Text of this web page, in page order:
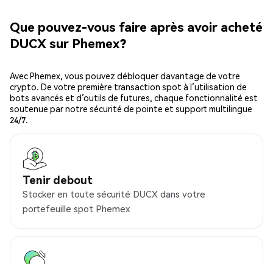
Que pouvez-vous faire après avoir acheté
DUCX sur Phemex?
Avec Phemex, vous pouvez débloquer davantage de votre
crypto. De votre première transaction spot à l’utilisation de
bots avancés et d’outils de futures, chaque fonctionnalité est
soutenue par notre sécurité de pointe et support multilingue
24/7.
Tenir debout
Stocker en toute sécurité DUCX dans votre
portefeuille spot Phemex